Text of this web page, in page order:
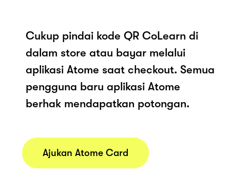
Cukup pindai kode QR CoLearn di
dalam store atau bayar melalui
aplikasi Atome saat checkout. Semua
pengguna baru aplikasi Atome
berhak mendapatkan potongan.
Ajukan Atome Card